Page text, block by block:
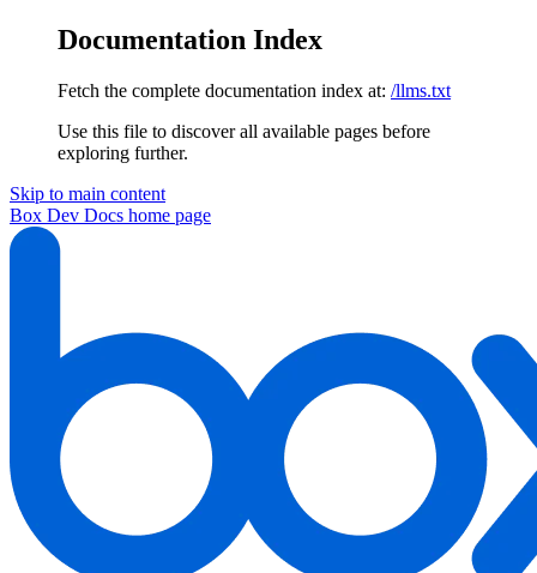
Documentation Index
Fetch the complete documentation index at: /llms.txt
Use this file to discover all available pages before
exploring further.
Skip to main content
Box Dev Docs home page